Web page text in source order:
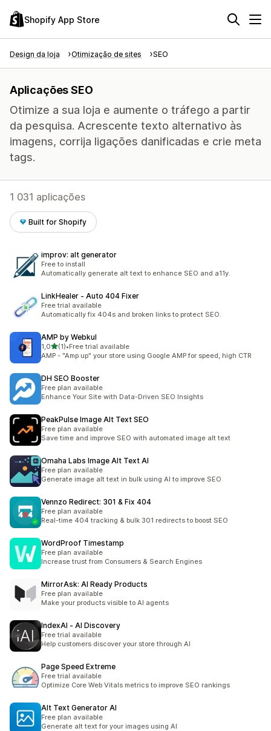
Shopify App Store
Design da loja Otimização de sites SEO
Aplicações SEO
Otimize a sua loja e aumente o tráfego a partir
da pesquisa. Acrescente texto alternativo às
imagens, corrija ligações danificadas e crie meta
tags.
1 031 aplicações
Built for Shopify
improv: alt generator
Free to install
Automatically generate alt text to enhance SEO and a11y.
LinkHealer ‑ Auto 404 Fixer
Free trial available
Automatically fix 404s and broken links to protect SEO.
AMP by Webkul
1,0de 5 estrelas
(1)
1 total de avaliações
•Free trial available
AMP - "Amp up" your store using Google AMP for speed, high CTR
DH SEO Booster
Free plan available
Enhance Your Site with Data-Driven SEO Insights
PeakPulse Image Alt Text SEO
Free plan available
Save time and improve SEO with automated image alt text
Omaha Labs Image Alt Text AI
Free plan available
Generate image alt text in bulk using AI to improve SEO
Vennzo Redirect: 301 & Fix 404
Free plan available
Real-time 404 tracking & bulk 301 redirects to boost SEO
WordProof Timestamp
Free plan available
Increase trust from Consumers & Search Engines
MirrorAsk: AI Ready Products
Free plan available
Make your products visible to AI agents
IndexAI ‑ AI Discovery
Free trial available
Help customers discover your store through AI
Page Speed Extreme
Free trial available
Optimize Core Web Vitals metrics to improve SEO rankings
Alt Text Generator AI
Free plan available
Generate alt text for your images using AI